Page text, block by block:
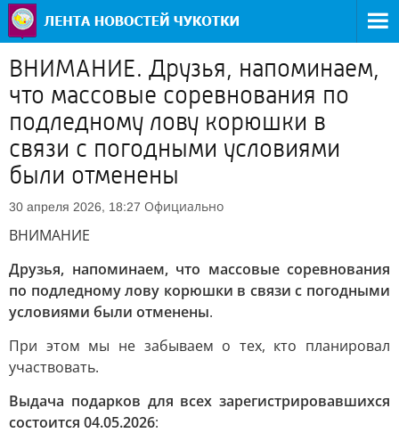
ВНИМАНИЕ. Друзья, напоминаем,
что массовые соревнования по
подледному лову корюшки в
связи с погодными условиями
были отменены
30 апреля 2026, 18:27 Официально
ВНИМАНИЕ
Друзья, напоминаем, что массовые соревнования
по подледному лову корюшки в связи с погодными
условиями были отменены.
При этом мы не забываем о тех, кто планировал
участвовать.
Выдача подарков для всех зарегистрировавшихся
состоится 04.05.2026: